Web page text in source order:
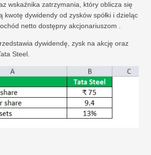
wskaźnika zatrzymania, który oblicza się
kwotę dywidendy od zysków spółki i dzieląc
netto dostępny akcjonariuszom .
dywidendę, zysk na akcję oraz
Steel.